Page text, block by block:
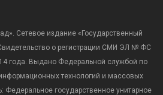
Сетевое издание «Государственный
о регистрации СМИ ЭЛ № ФС
года. Выдано Федеральной службой по
технологий и массовых
Федеральное государственное унитарное